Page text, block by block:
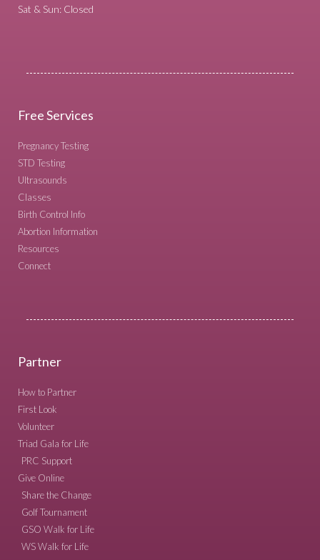
Sat & Sun: Closed
Free Services
Pregnancy Testing
STD Testing
Ultrasounds
Classes
Birth Control Info
Abortion Information
Resources
Connect
Partner
How to Partner
First Look
Volunteer
Triad Gala for Life
PRC Support
Give Online
Share the Change
Golf Tournament
GSO Walk for Life
WS Walk for Life